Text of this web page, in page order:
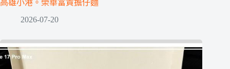
高雄小港。榮華富貴擔仔麵
2026-07-20